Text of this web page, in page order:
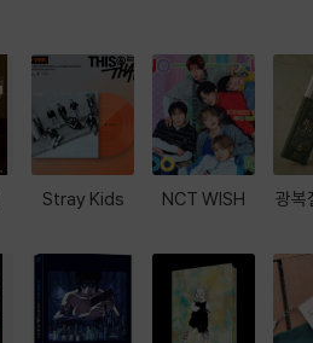
Stray Kids NCT WISH 광복